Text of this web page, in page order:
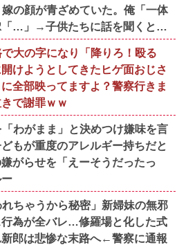
の顔が青ざめていた。俺「一体
「…」→子供たちに話を聞くと…
大の字になり「降りろ！殴る
けようとしてきたヒゲ面おじさ
全部映ってますよ？警察行きま
で謝罪ｗｗ
わがまま」と決めつけ嫌味を言
もが重度のアレルギー持ちだと
がらせを「えーそうだったっ
れちゃうから秘密」新婦妹の無邪
為が全バレ…修羅場と化した式
郎は悲惨な末路へ←警察に通報